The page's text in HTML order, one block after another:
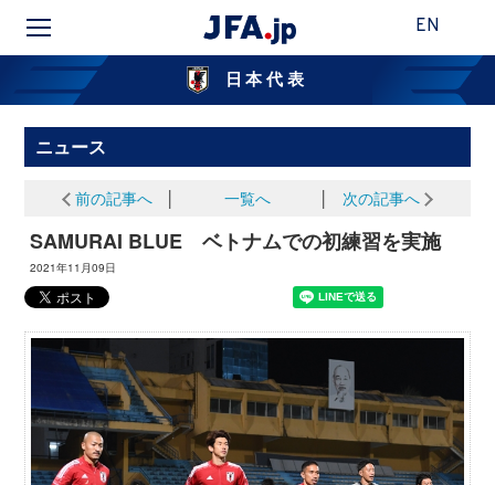
EN
日本代表
ニュース
前の記事へ 一覧へ 次の記事へ
SAMURAI BLUE ベトナムでの初練習を実施
2021年11月09日